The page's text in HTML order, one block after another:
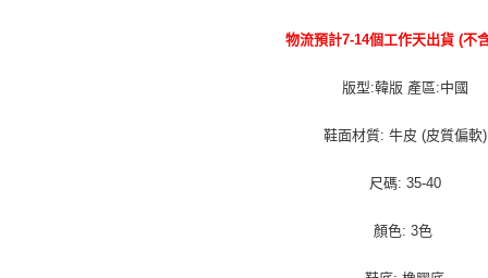
物流預計7-14個工作天出貨 (不
版型:韓版 產區:中國
鞋面材質: 牛皮 (皮質偏軟)
尺碼: 35-40
顏色: 3色